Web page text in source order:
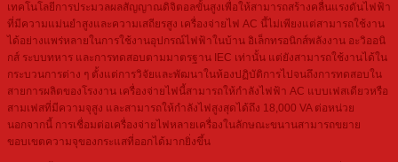
เทคโนโลยีการประมวลผลสัญญาณดิจิตอลขั้นสูงเพื่อให้สามารถสร้างคลื่นแรงดันไฟฟ้า
ที่มีความแม่นยำสูงและความเสถียรสูง เครื่องจ่ายไฟ AC นี้ไม่เพียงแต่สามารถใช้งาน
ได้อย่างแพร่หลายในการใช้งานอุปกรณ์ไฟฟ้าในบ้าน อิเล็กทรอนิกส์พลังงาน อะวิออนิ
กส์ ระบบทหาร และการทดสอบตามมาตรฐาน IEC เท่านั้น แต่ยังสามารถใช้งานได้ใน
กระบวนการต่าง ๆ ตั้งแต่การวิจัยและพัฒนาในห้องปฏิบัติการไปจนถึงการทดสอบใน
สายการผลิตของโรงงาน เครื่องจ่ายไฟนี้สามารถให้กำลังไฟฟ้า AC แบบเฟสเดียวหรือ
สามเฟสที่มีความจุสูง และสามารถให้กำลังไฟสูงสุดได้ถึง 18,000 VA ต่อหน่วย
นอกจากนี้ การเชื่อมต่อเครื่องจ่ายไฟหลายเครื่องในลักษณะขนานสามารถขยาย
ขอบเขตความจุของกระแสที่ออกได้มากยิ่งขึ้น